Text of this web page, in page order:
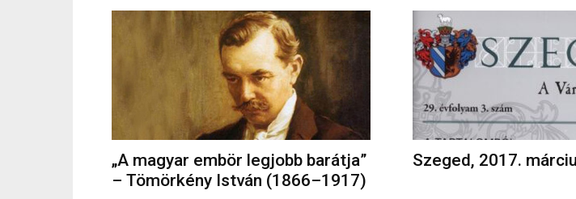
„A magyar embör legjobb barátja”
– Tömörkény István (1866–1917)
Szeged, 2017.